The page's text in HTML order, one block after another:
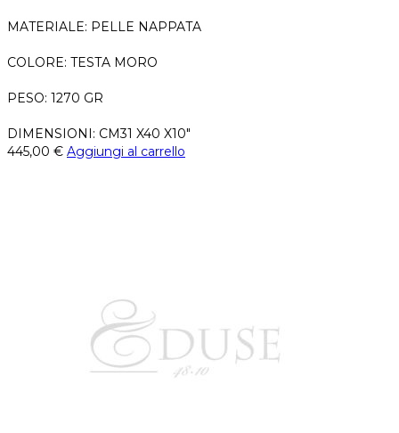
MATERIALE: PELLE NAPPATA
COLORE: TESTA MORO
PESO: 1270 GR
DIMENSIONI: CM31 X40 X10"
445,00 € Aggiungi al carrello